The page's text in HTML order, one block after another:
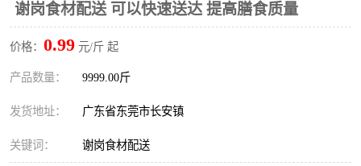
谢岗食材配送 可以快速送达 提高膳食质量
价格： 0.99 元/斤 起
产品数量： 9999.00斤
发货地址： 广东省东莞市长安镇
关键词： 谢岗食材配送